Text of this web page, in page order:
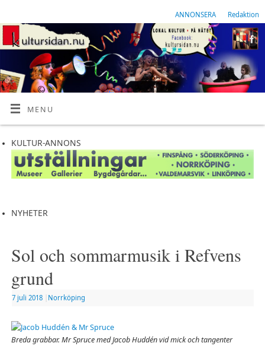
ANNONSERA Redaktion
MENU
KULTUR-ANNONS
NYHETER
Sol och sommarmusik i Refvens
grund
7 juli 2018 Norrköping
Breda grabbar. Mr Spruce med Jacob Huddén vid mick och tangenter